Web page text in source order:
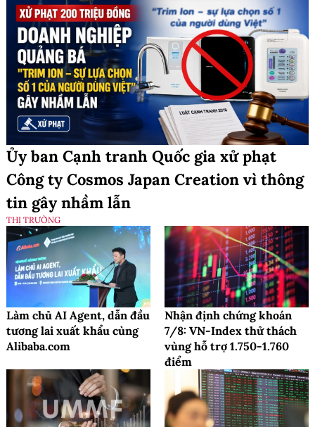
Ủy ban Cạnh tranh Quốc gia xử phạt
Công ty Cosmos Japan Creation vì thông
tin gây nhầm lẫn
THỊ TRƯỜNG
Làm chủ AI Agent, dẫn đầu
tương lai xuất khẩu cùng
Alibaba.com
Nhận định chứng khoán
7/8: VN-Index thử thách
vùng hỗ trợ 1.750-1.760
điểm